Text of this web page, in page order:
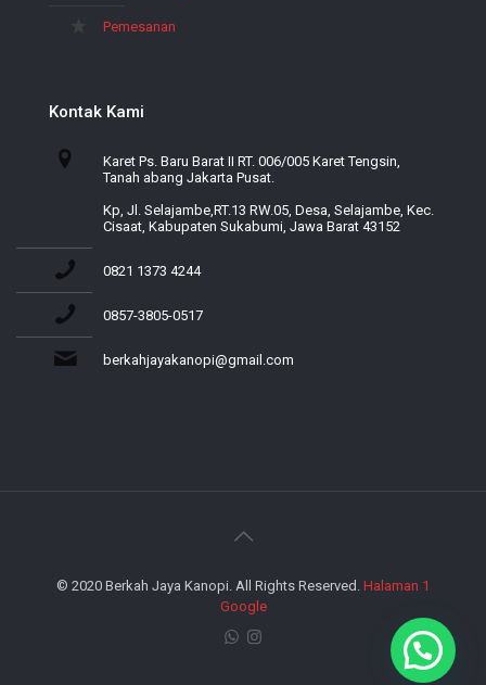
Pemesanan
Kontak Kami
Karet Ps. Baru Barat II RT. 006/005 Karet Tengsin,
Tanah abang Jakarta Pusat.
Kp, Jl. Selajambe,RT.13 RW.05, Desa, Selajambe, Kec.
Cisaat, Kabupaten Sukabumi, Jawa Barat 43152
0821 1373 4244
0857-3805-0517
berkahjayakanopi@gmail.com
© 2020 Berkah Jaya Kanopi. All Rights Reserved. Halaman 1
Google